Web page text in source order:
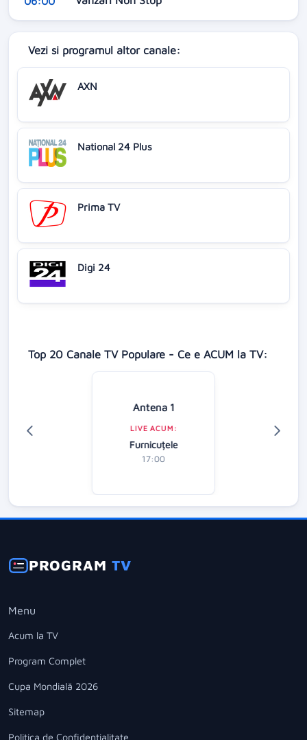
Vezi si programul altor canale:
AXN
National 24 Plus
Prima TV
Digi 24
Top 20 Canale TV Populare - Ce e ACUM la TV:
Antena 1
LIVE ACUM:
Furnicuțele
17:00
PROGRAMTV
Menu
Acum la TV
Program Complet
Cupa Mondială 2026
Sitemap
Politica de Confidentialitate